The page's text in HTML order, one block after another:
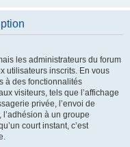
les administrateurs du forum
utilisateurs inscrits. En vous
à des fonctionnalités
visiteurs, tels que l’affichage
privée, l’envoi de
à un groupe
court instant, c’est